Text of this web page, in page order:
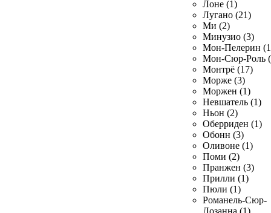
Лоне (1)
Лугано (21)
Ми (2)
Минузио (3)
Мон-Пелерин
Мон-Сюр-Роль
Монтрё (17)
Морже (3)
Моржен (1)
Невшатель (1)
Ньон (2)
Оберриден (1)
Обонн (3)
Оливоне (1)
Поми (2)
Пранжен (3)
Прилли (1)
Пюли (1)
Романель-Сюр-
Лозанна (1)